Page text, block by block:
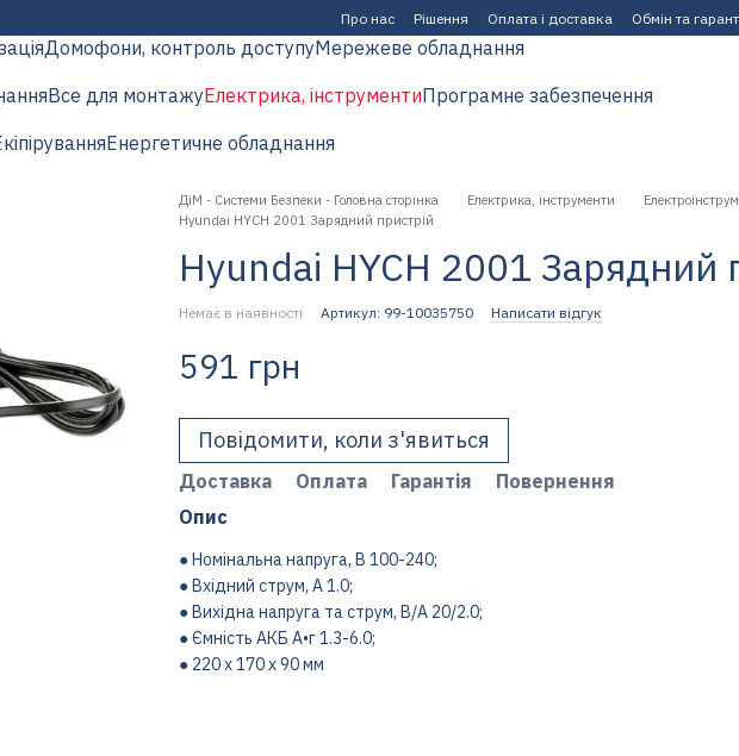
Про нас Рішення Оплата і доставка Обмін та
Домофони, контроль доступуМережеве обладнання
Все для монтажуЕлектрика, інструментиПрограмне забезпечення
Енергетичне обладнання
ДіМ - Системи Безпеки - Головна сторінка Електрика, інструменти
Hyundai HYCH 2001 Зарядний пристрій
Hyundai HYCH 2001 Зарядний
Немає в наявності Артикул: 99-10035750 Написати відгук
591 грн
Повідомити, коли з'явиться
Доставка Оплата Гарантія
Повернення
Опис
● Номінальна напруга, В 100-240;
● Вхідний струм, А 1.0;
● Вихідна напруга та струм, В/A 20/2.0;
● Ємність АКБ А•г 1.3-6.0;
● 220 x 170 x 90 мм